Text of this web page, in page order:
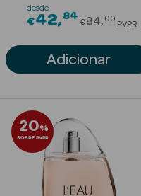
Séruns Faciais
Contorno de
Olhos
Limpeza Facial
Desmaquilhantes
desde
€42 84Price
€84 00
PVPR
Adicionar
20%
SOBRE PVPR